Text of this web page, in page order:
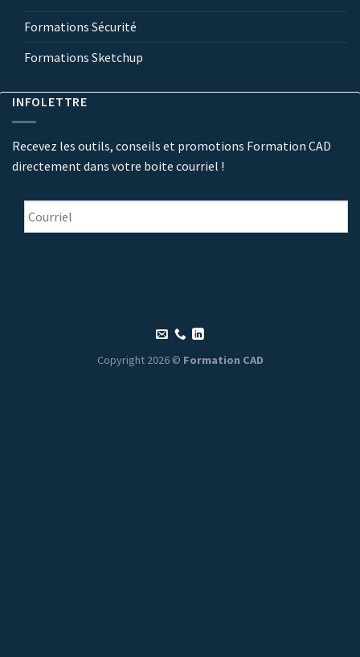
Formations Sécurité
Formations Sketchup
INFOLETTRE
Recevez les outils, conseils et promotions Formation CAD
directement dans votre boite courriel !
Courriel *
Copyright 2026 © Formation CAD